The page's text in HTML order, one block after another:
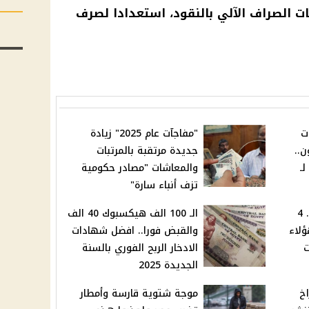
الصراف الآلي بالنقود، استعدادا لصرف
"مفاجآت عام 2025" زيادة
جديدة مرتقبة بالمرتبات
والمعاشات "مصادر حكومية
تزف أنباء سارة"
منها منح وإجازات رسمية.. 4
الـ 100 الف هيكسبوك 40 الف
والقبض فورا.. افضل شهادات
الادخار الربح الفوري بالسنة
الجديدة 2025
موجة شتوية قارسة وأمطار